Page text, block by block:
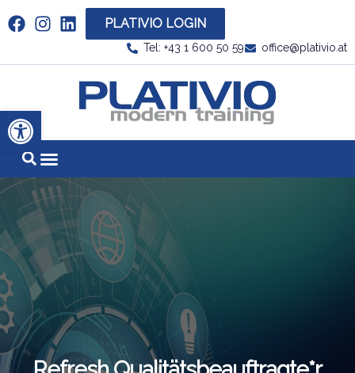
Werkzeugleiste öffnen
Link zu https://www.linkedin.com/company/
PLATIVIO LOGIN
Tel: +43 1 600 50 59 office@plativio.at
Link zu